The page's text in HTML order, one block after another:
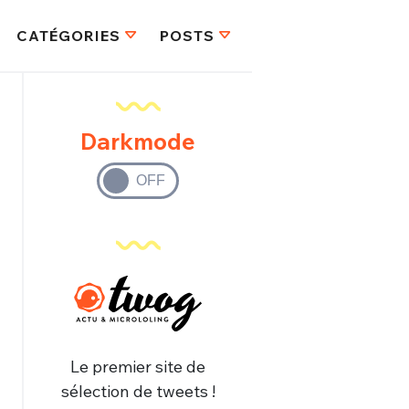
CATÉGORIES POSTS
Darkmode
Le premier site de
sélection de tweets !